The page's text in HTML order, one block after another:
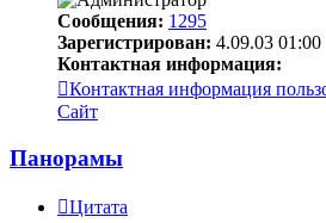
Сообщения: 1295
Зарегистрирован: 4.09.03 01:00
Контактная информация:
Контактная информация
Сайт
Панорамы
Цитата